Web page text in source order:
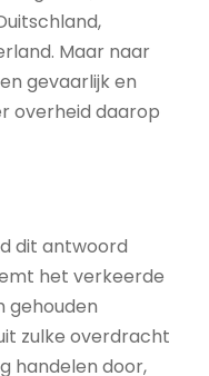
Maar naar
gevaarlijk en
overheid daarop
dit antwoord
het verkeerde
gehouden
zulke overdracht
handelen door,